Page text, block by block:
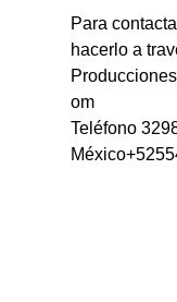
Para
hacerlo a
om
Teléfono